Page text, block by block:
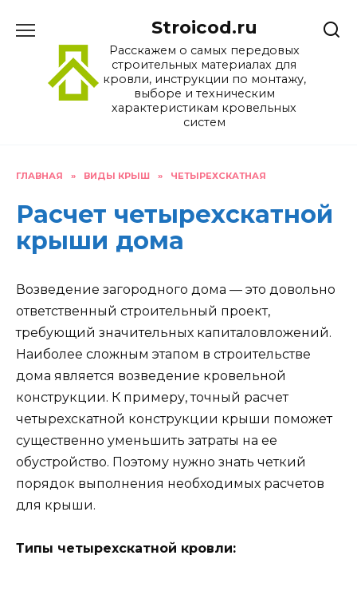
содержанию
Stroicod.ru
Расскажем о самых передовых
строительных материалах для
кровли, инструкции по монтажу,
выборе и техническим
характеристикам кровельных
систем
ГЛАВНАЯ » ВИДЫ КРЫШ » ЧЕТЫРЕХСКАТНАЯ
Расчет четырехскатной
крыши дома
Возведение загородного дома — это довольно
ответственный строительный проект,
требующий значительных капиталовложений.
Наиболее сложным этапом в строительстве
дома является возведение кровельной
конструкции. К примеру, точный расчет
четырехскатной конструкции крыши поможет
существенно уменьшить затраты на ее
обустройство. Поэтому нужно знать четкий
порядок выполнения необходимых расчетов
для крыши.
Типы четырехскатной кровли: